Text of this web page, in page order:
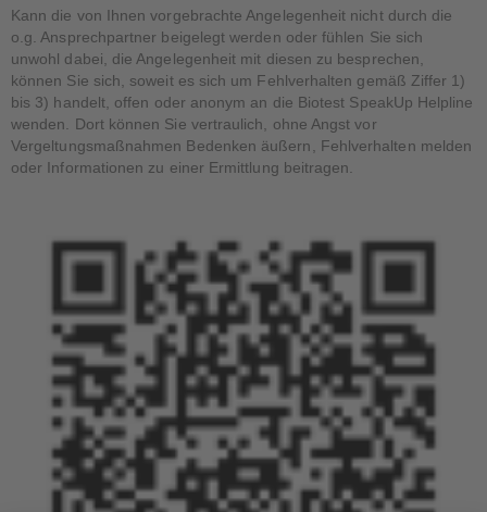
Kann die von Ihnen vorgebrachte Angelegenheit nicht durch die
o.g. Ansprechpartner beigelegt werden oder fühlen Sie sich
unwohl dabei, die Angelegenheit mit diesen zu besprechen,
können Sie sich, soweit es sich um Fehlverhalten gemäß Ziffer 1)
bis 3) handelt, offen oder anonym an die Biotest SpeakUp Helpline
wenden. Dort können Sie vertraulich, ohne Angst vor
Vergeltungsmaßnahmen Bedenken äußern, Fehlverhalten melden
oder Informationen zu einer Ermittlung beitragen.